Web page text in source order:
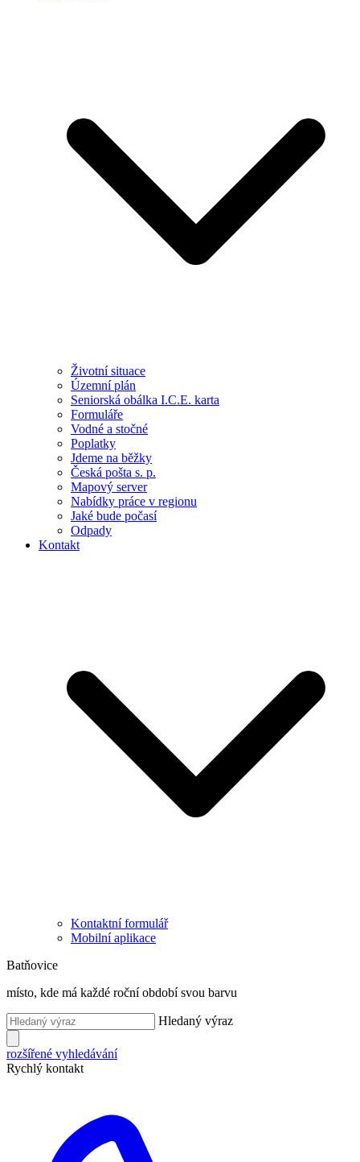
Životní situace
Územní plán
Seniorská obálka I.C.E. karta
Formuláře
Vodné a stočné
Poplatky
Jdeme na běžky
Česká pošta s. p.
Mapový server
Nabídky práce v regionu
Jaké bude počasí
Odpady
Kontakt
Kontaktní formulář
Mobilní aplikace
Batňovice
místo, kde má každé roční období svou barvu
Hledaný výraz
rozšířené vyhledávání
Rychlý kontakt